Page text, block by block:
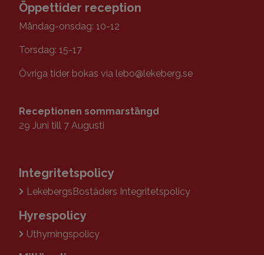
Öppettider reception
Måndag-onsdag: 10-12
Torsdag: 15-17
Övriga tider bokas via lebo@lekeberg.se
Receptionen sommarstängd
29 Juni till 7 Augusti
Integritetspolicy
LekebergsBostäders Integritetspolicy
Hyrespolicy
Uthyrningspolicy